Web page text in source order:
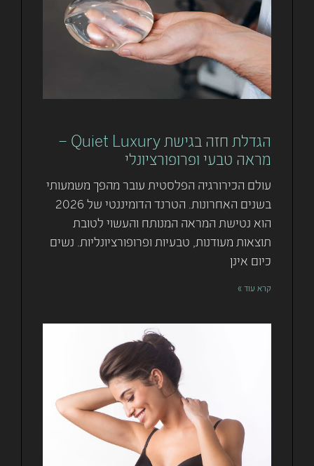
הגדלת חזה בגישת Quiet Luxury –
מראה טבעי ופרופורציונלי
עולם הכירורגיה הפלסטית עובר מהפך משמעותי
בשנים האחרונות. הטרנד הדומיננטי של 2026
הוא נטישת המראה המנותח והעשוי לטובת
תוצאות מעודנות, טבעיות ופרופורציונליות. נשים
כיום אינן
קרא עוד »